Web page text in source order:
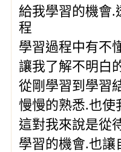
給我學習的機會.
程
學習過程中有不
讓我了解不明白
從剛學習到學習
慢慢的熟悉.也使
這對我來說是從
學習的機會.也讓